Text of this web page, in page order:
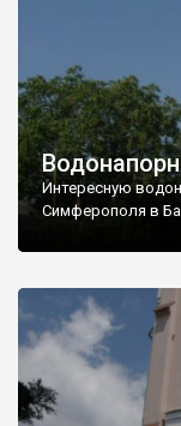
Интересную
Симферополя в